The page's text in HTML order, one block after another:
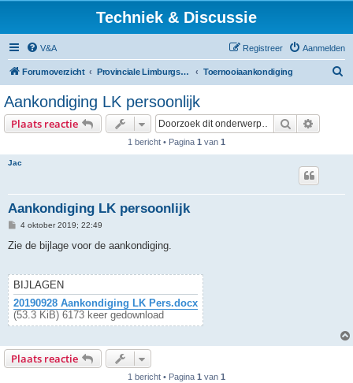
Techniek & Discussie
V&A Aanmelden
Registreer
Forumoverzicht Provinciale Limburgse Dambond Toernooiaankondiging
Aankondiging LK persoonlijk
Plaats reactie Zoek
1 bericht • Pagina 1 van 1
Jac
Aankondiging LK persoonlijk
B
r
t
4 oktober 2019; 22:49
Zie de bijlage voor de aankondiging.
BIJLAGEN
20190928 Aankondiging LK Pers.docx
(53.3 KiB) 6173 keer gedownload
Plaats reactie
1 bericht • Pagina 1 van 1